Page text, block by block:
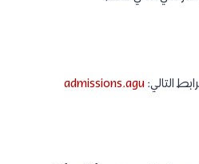
التالي:admissions.agu